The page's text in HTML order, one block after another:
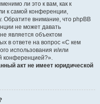
ли это к вам, как к
к самой конференции,
Обратите внимание, что phpBB
не может давать
является объектом
в ответе на вопрос «С кем
использования и/или
конференцией?».
акт не имеет юридической